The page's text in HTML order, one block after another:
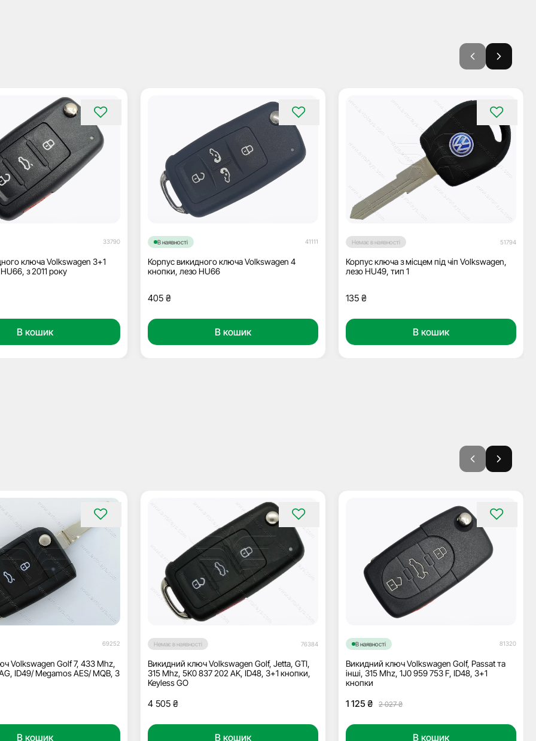
33790
ключа Volkswagen 3+1
з 2011 року
В кошик
В наявності 41111
Корпус викидного ключа Volkswagen 4
кнопки, лезо HU66
405 ₴
В кошик
Немає в наявності 51794
Корпус ключа з місцем під чіп Volkswagen,
лезо HU49, тип 1
135 ₴
В кошик
69252
Volkswagen Golf 7, 433 Mhz,
ID49/ Megamos AES/ MQB, 3
В кошик
Немає в наявності 76384
Викидний ключ Volkswagen Golf, Jetta, GTI,
315 Mhz, 5K0 837 202 AK, ID48, 3+1 кнопки,
Keyless GO
4 505 ₴
В кошик
В наявності 81320
Викидний ключ Volkswagen Golf, Passat та
інші, 315 Mhz, 1J0 959 753 F, ID48, 3+1
кнопки
2 027₴
Оригінальна
2
1 125 ₴
Поточна
1
В кошик